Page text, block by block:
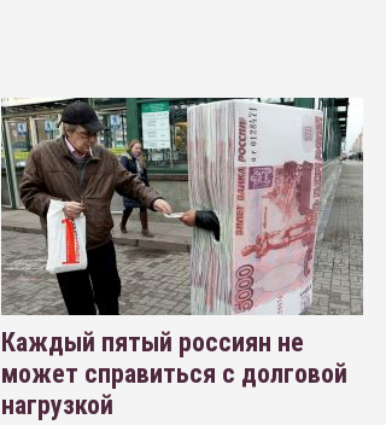
Каждый пятый россиян не
может справиться с долговой
нагрузкой